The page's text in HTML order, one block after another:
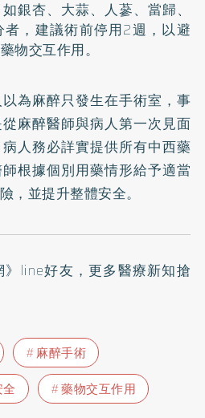
如銀杏、大蒜、人蔘、當歸、
，建議術前停用2週，以避
物交互作用。
為麻醉只發生在手術室，事
麻醉醫師與病人第一次見面
人務必詳實提供所有中西藥
根據個別用藥情形給予適當
，並提升整體安全。
》line好友 ，更多醫療新知搶
麻醉手術
藥物交互作用